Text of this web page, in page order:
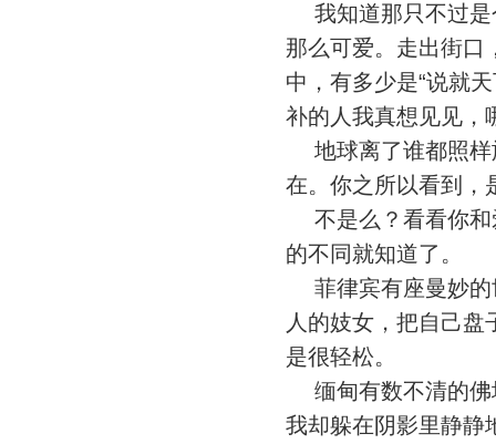
我知道那只不过是
那么可爱。走出街口
中，有多少是“说就
补的人我真想见见，
地球离了谁都照样
在。你之所以看到，
不是么？看看你和
的不同就知道了。
菲律宾有座曼妙的
人的妓女，把自己
是很轻松。
缅甸有数不清的佛
我却躲在阴影里静静